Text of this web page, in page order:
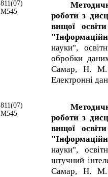
811(07)
М545
Методичні
роботи з
вищої
науки",
обробки
Самар, Н. М.
Електронні
811(07)
М545
Методичні
роботи з
вищої
науки",
штучний
Самар, Н. М.